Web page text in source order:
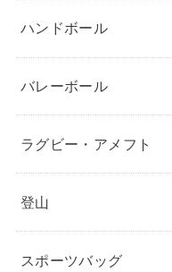
ハンドボール
バレーボール
ラグビー・アメフト
登山
スポーツバッグ